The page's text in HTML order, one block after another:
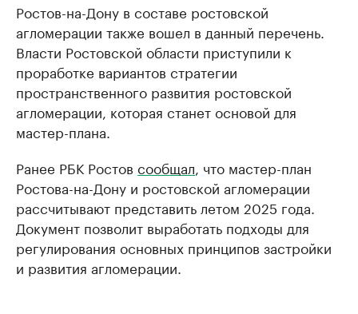
Ростов-на-Дону в составе ростовской
агломерации также вошел в данный перечень.
Власти Ростовской области приступили к
проработке вариантов стратегии
пространственного развития ростовской
агломерации, которая станет основой для
мастер-плана.
Ранее РБК Ростов сообщал , что мастер-план
Ростова-на-Дону и ростовской агломерации
рассчитывают представить летом 2025 года.
Документ позволит выработать подходы для
регулирования основных принципов застройки
и развития агломерации.